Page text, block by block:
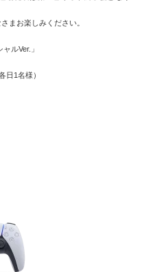
まお楽しみください。
ルVer.」
日1名様）